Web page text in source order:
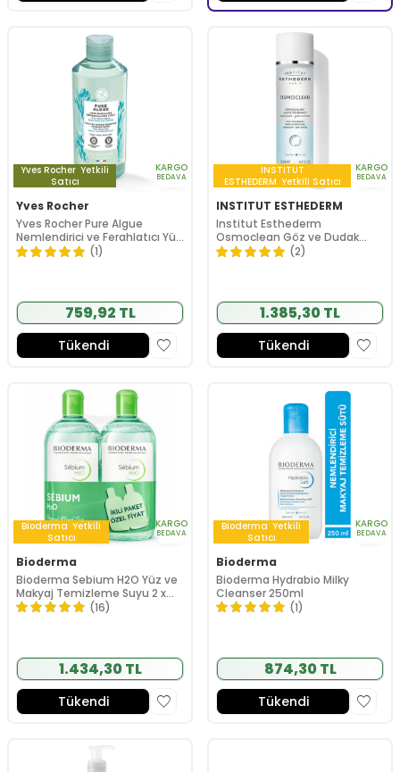
Yves Rocher Yetkili
Satıcı
KARGO
BEDAVA
Yves Rocher
Yves Rocher Pure Algue
Nemlendirici ve Ferahlatıcı Yüz
ve Makyaj Temizleme Suyu
(1)
759,92 TL
Tükendi
INSTITUT
ESTHEDERM Yetkili Satıcı
KARGO
BEDAVA
INSTITUT ESTHEDERM
Institut Esthederm
Osmoclean Göz ve Dudak
Makyaj Temizleyicisi 125ml
(2)
1.385,30 TL
Tükendi
Bioderma Yetkili
Satıcı
KARGO
BEDAVA
Bioderma
Bioderma Sebium H2O Yüz ve
Makyaj Temizleme Suyu 2 x
500 ml
(16)
1.434,30 TL
Tükendi
Bioderma Yetkili
Satıcı
KARGO
BEDAVA
Bioderma
Bioderma Hydrabio Milky
Cleanser 250ml
(1)
874,30 TL
Tükendi